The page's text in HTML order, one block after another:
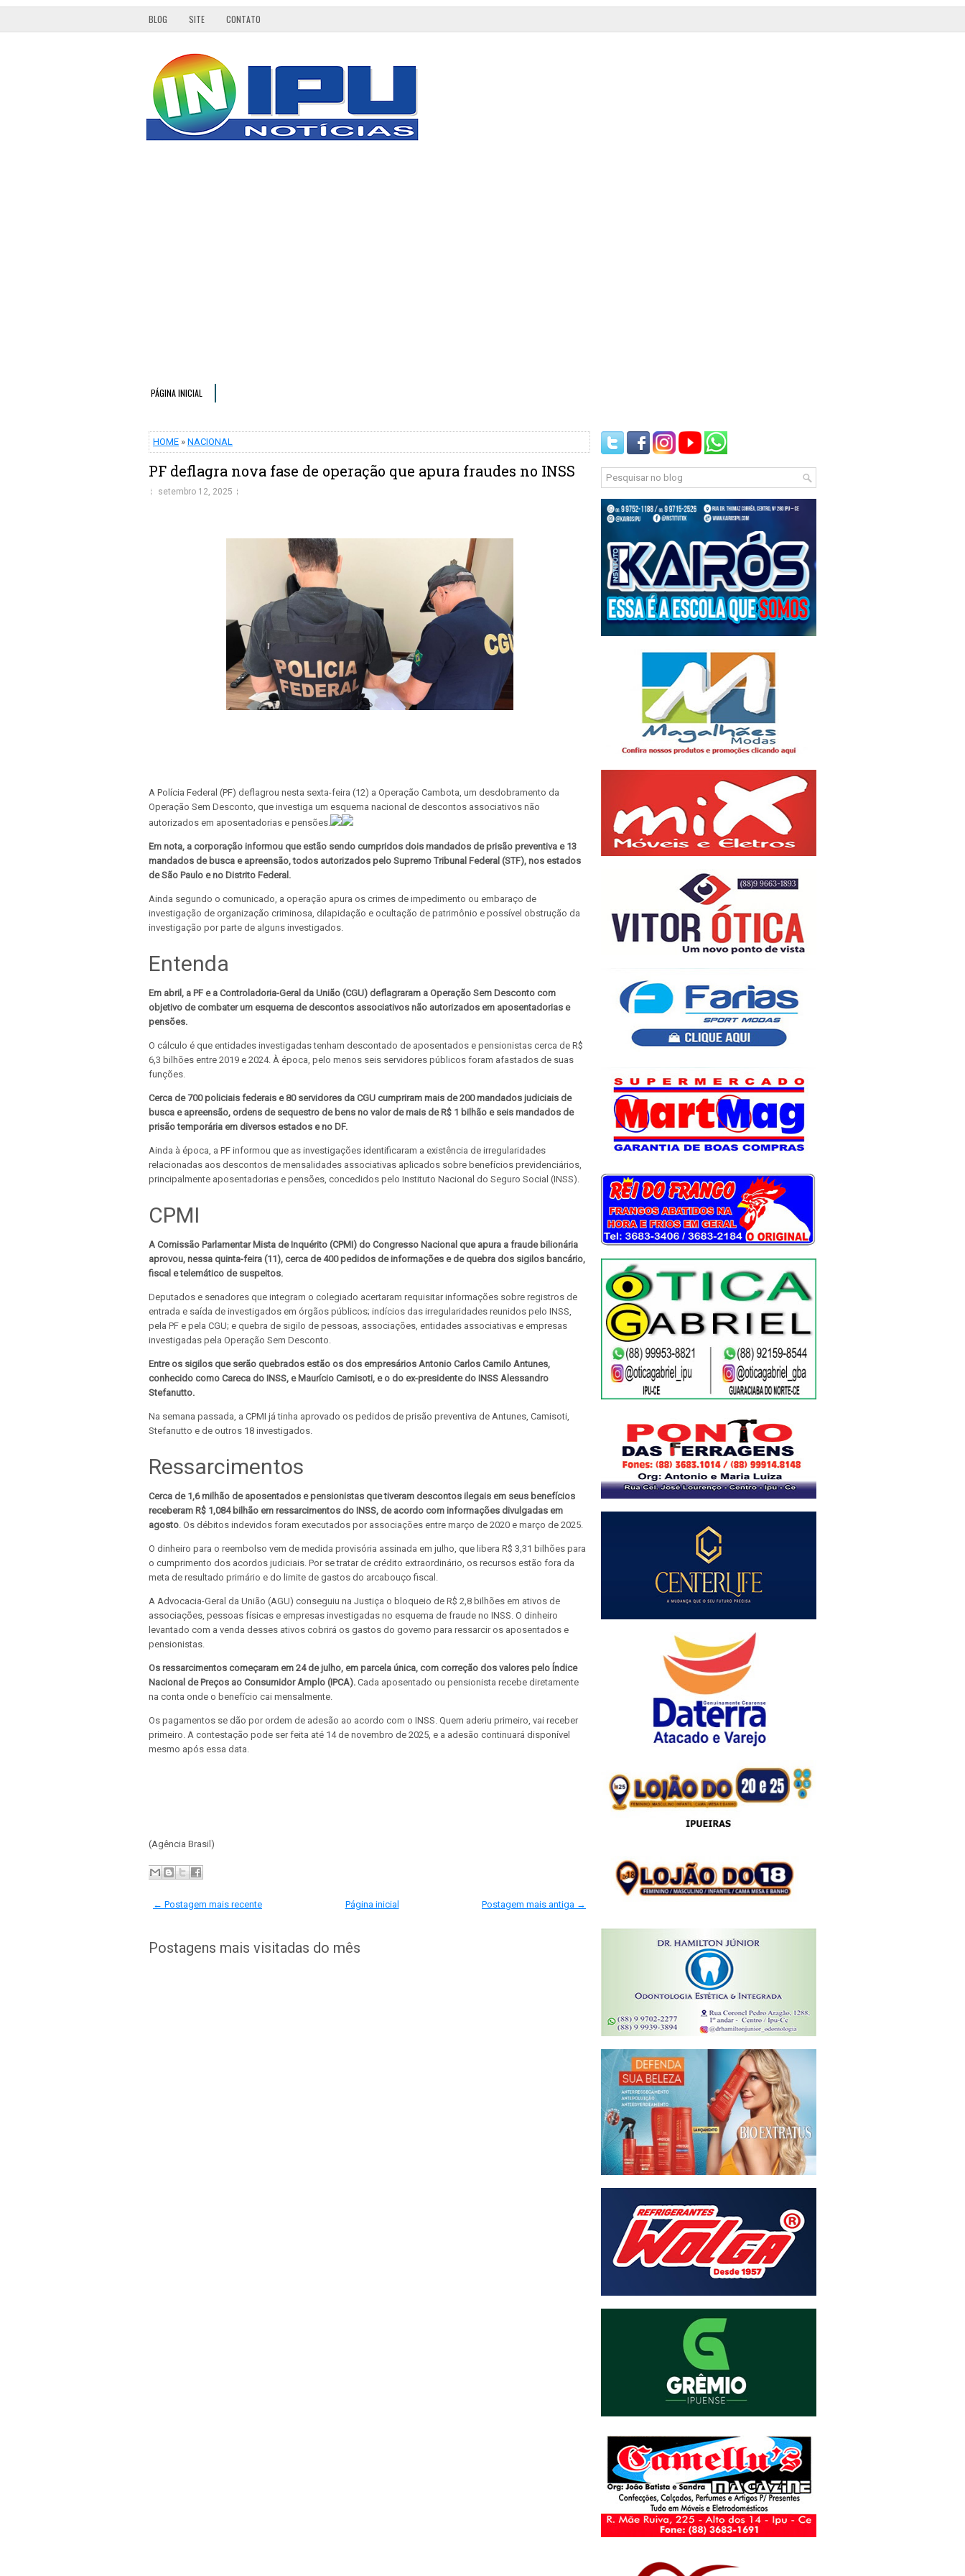
BLOG SITE CONTATO
PÁGINA INICIAL
HOME » NACIONAL
PF deflagra nova fase de operação que apura fraudes no INSS
setembro 12, 2025
A Polícia Federal (PF) deflagrou nesta sexta-feira (12) a Operação Cambota, um desdobramento da
Operação Sem Desconto, que investiga um esquema nacional de descontos associativos não
autorizados em aposentadorias e pensões.
Em nota, a corporação informou que estão sendo cumpridos dois mandados de prisão preventiva e 13
mandados de busca e apreensão, todos autorizados pelo Supremo Tribunal Federal (STF), nos estados
de São Paulo e no Distrito Federal.
Ainda segundo o comunicado, a operação apura os crimes de impedimento ou embaraço de
investigação de organização criminosa, dilapidação e ocultação de patrimônio e possível obstrução da
investigação por parte de alguns investigados.
Entenda
Em abril, a PF e a Controladoria-Geral da União (CGU) deflagraram a Operação Sem Desconto com
objetivo de combater um esquema de descontos associativos não autorizados em aposentadorias e
pensões.
O cálculo é que entidades investigadas tenham descontado de aposentados e pensionistas cerca de R$
6,3 bilhões entre 2019 e 2024. À época, pelo menos seis servidores públicos foram afastados de suas
funções.
Cerca de 700 policiais federais e 80 servidores da CGU cumpriram mais de 200 mandados judiciais de
busca e apreensão, ordens de sequestro de bens no valor de mais de R$ 1 bilhão e seis mandados de
prisão temporária em diversos estados e no DF.
Ainda à época, a PF informou que as investigações identificaram a existência de irregularidades
relacionadas aos descontos de mensalidades associativas aplicados sobre benefícios previdenciários,
principalmente aposentadorias e pensões, concedidos pelo Instituto Nacional do Seguro Social (INSS).
CPMI
A Comissão Parlamentar Mista de Inquérito (CPMI) do Congresso Nacional que apura a fraude bilionária
aprovou, nessa quinta-feira (11), cerca de 400 pedidos de informações e de quebra dos sigilos bancário,
fiscal e telemático de suspeitos.
Deputados e senadores que integram o colegiado acertaram requisitar informações sobre registros de
entrada e saída de investigados em órgãos públicos; indícios das irregularidades reunidos pelo INSS,
pela PF e pela CGU; e quebra de sigilo de pessoas, associações, entidades associativas e empresas
investigadas pela Operação Sem Desconto.
Entre os sigilos que serão quebrados estão os dos empresários Antonio Carlos Camilo Antunes,
conhecido como Careca do INSS, e Maurício Camisoti, e o do ex-presidente do INSS Alessandro
Stefanutto.
Na semana passada, a CPMI já tinha aprovado os pedidos de prisão preventiva de Antunes, Camisoti,
Stefanutto e de outros 18 investigados.
Ressarcimentos
Cerca de 1,6 milhão de aposentados e pensionistas que tiveram descontos ilegais em seus benefícios
receberam R$ 1,084 bilhão em ressarcimentos do INSS, de acordo com informações divulgadas em
agosto . Os débitos indevidos foram executados por associações entre março de 2020 e março de 2025.
O dinheiro para o reembolso vem de medida provisória assinada em julho, que libera R$ 3,31 bilhões para
o cumprimento dos acordos judiciais. Por se tratar de crédito extraordinário, os recursos estão fora da
meta de resultado primário e do limite de gastos do arcabouço fiscal.
A Advocacia-Geral da União (AGU) conseguiu na Justiça o bloqueio de R$ 2,8 bilhões em ativos de
associações, pessoas físicas e empresas investigadas no esquema de fraude no INSS. O dinheiro
levantado com a venda desses ativos cobrirá os gastos do governo para ressarcir os aposentados e
pensionistas.
Os ressarcimentos começaram em 24 de julho, em parcela única, com correção dos valores pelo Índice
Nacional de Preços ao Consumidor Amplo (IPCA). Cada aposentado ou pensionista recebe diretamente
na conta onde o benefício cai mensalmente.
Os pagamentos se dão por ordem de adesão ao acordo com o INSS. Quem aderiu primeiro, vai receber
primeiro. A contestação pode ser feita até 14 de novembro de 2025, e a adesão continuará disponível
mesmo após essa data.
(Agência Brasil)
← Postagem mais recente Postagem mais antiga →
Página inicial
Postagens mais visitadas do mês